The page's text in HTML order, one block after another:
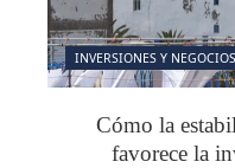
INVERSIONES Y NEGOCIOS
Cómo la
favorece la